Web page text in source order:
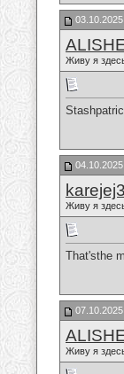
Живу я
Живу я
That'sthe
Живу я